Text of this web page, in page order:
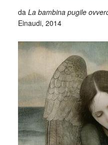
da La bambina pugile
Einaudi, 2014